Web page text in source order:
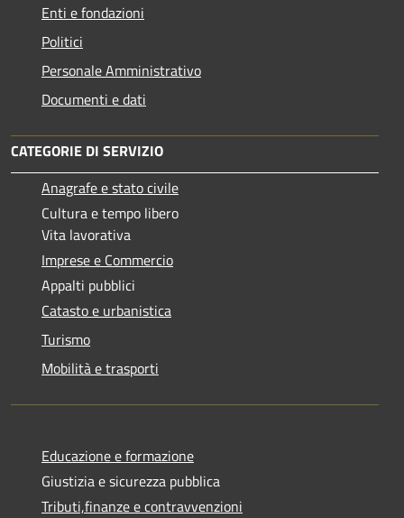
Enti e fondazioni
Politici
Personale Amministrativo
Documenti e dati
CATEGORIE DI SERVIZIO
Anagrafe e stato civile
Cultura e tempo libero
Vita lavorativa
Imprese e Commercio
Appalti pubblici
Catasto e urbanistica
Turismo
Mobilità e trasporti
Educazione e formazione
Giustizia e sicurezza pubblica
Tributi,finanze e contravvenzioni